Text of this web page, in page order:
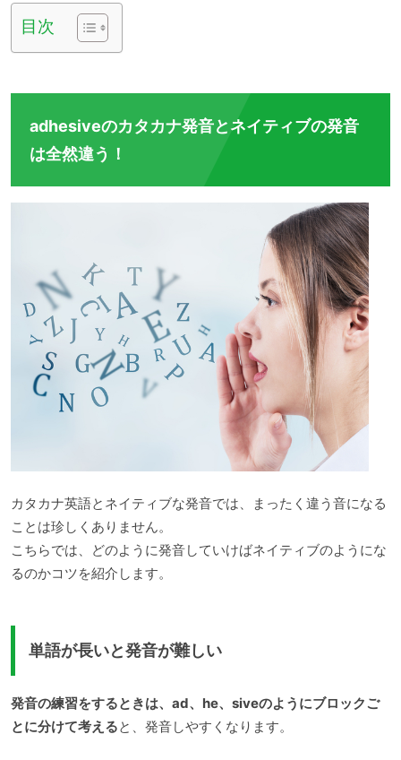
目次
adhesiveのカタカナ発音とネイティブの発音
は全然違う！
カタカナ英語とネイティブな発音では、まったく違う音になる
ことは珍しくありません。
こちらでは、どのように発音していけばネイティブのようにな
るのかコツを紹介します。
単語が長いと発音が難しい
発音の練習をするときは、ad、he、siveのようにブロックご
とに分けて考えると、発音しやすくなります。